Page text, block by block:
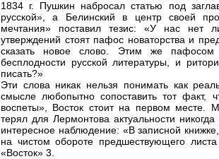
1834 г. Пушкин набросал статью под
русской», а Белинский в центр своей
мечтания» поставил тезис: «У нас нет
утверждений стоят пафос новаторства и
сказать новое слово. Этим же
бесплодности русской литературы, и
писать?»
Эти слова никак нельзя понимать как
смысле любопытно сопоставить тот факт,
воспеты», Восток стоит на первом месте.
терял для Лермонтова актуальности
интересное наблюдение: «В записной
на чистом обороте предшествующего
«Восток» 3.